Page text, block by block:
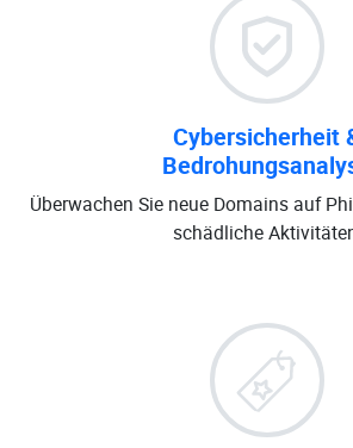
Cybersicherheit
Überwachen Sie neue Domains auf
schädliche